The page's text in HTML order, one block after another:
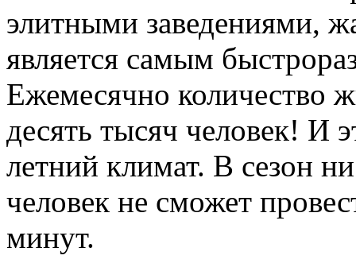
элитными заведениями,
является самым
Ежемесячно количество
десять тысяч человек! И
летний климат. В сезон
человек не сможет
минут.